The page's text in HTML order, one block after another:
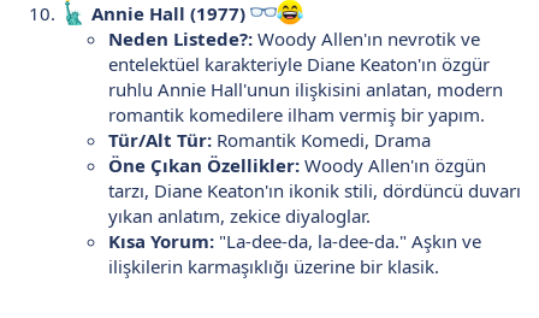
Annie Hall (1977)
Neden Listede?: Woody Allen'ın nevrotik ve
entelektüel karakteriyle Diane Keaton'ın özgür
ruhlu Annie Hall'unun ilişkisini anlatan, modern
romantik komedilere ilham vermiş bir yapım.
Tür/Alt Tür: Romantik Komedi, Drama
Öne Çıkan Özellikler: Woody Allen'ın özgün
tarzı, Diane Keaton'ın ikonik stili, dördüncü duvarı
yıkan anlatım, zekice diyaloglar.
Kısa Yorum: "La-dee-da, la-dee-da." Aşkın ve
ilişkilerin karmaşıklığı üzerine bir klasik.